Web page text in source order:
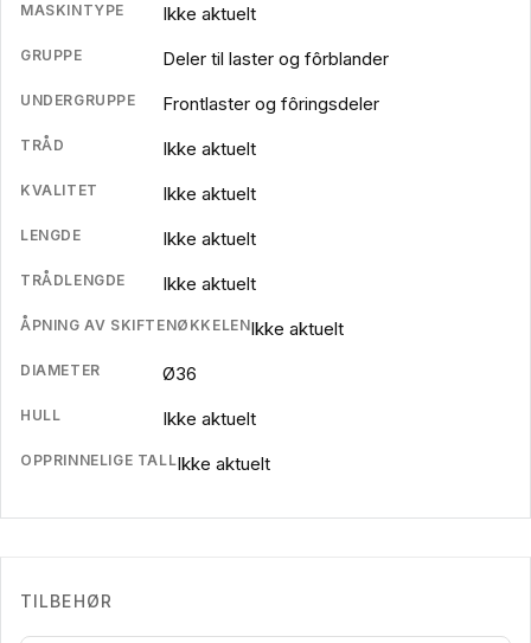
MASKINTYPE Ikke aktuelt
GRUPPE Deler til laster og fôrblander
UNDERGRUPPE Frontlaster og fôringsdeler
TRÅD Ikke aktuelt
KVALITET Ikke aktuelt
LENGDE Ikke aktuelt
TRÅDLENGDE Ikke aktuelt
ÅPNING AV SKIFTENØKKELENIkke aktuelt
DIAMETER Ø36
HULL Ikke aktuelt
OPPRINNELIGE TALLIkke aktuelt
TILBEHØR